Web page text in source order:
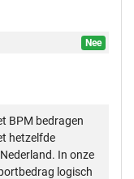
Nee
BPM bedragen
hetzelfde
In onze
logisch